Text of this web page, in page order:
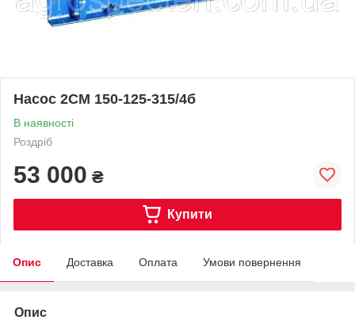
Насос 2СМ 150-125-315/4б
В наявності
Роздріб
53 000 ₴
Купити
Опис Доставка Оплата Умови повернення
Опис